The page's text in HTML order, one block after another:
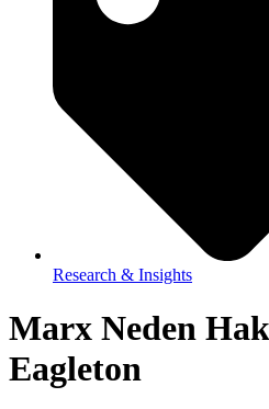
Research & Insights
Marx Neden
Eagleton